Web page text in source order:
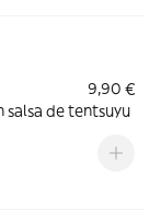
9,90 €
de tentsuyu